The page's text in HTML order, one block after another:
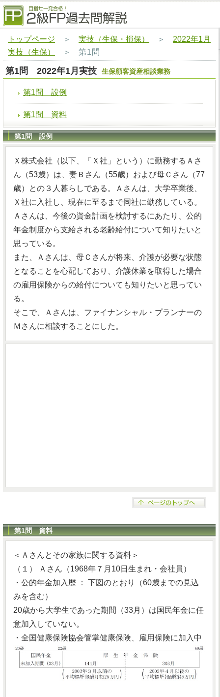
トップページ ＞ 実技（生保・損保） ＞ 2022年1月
実技（生保）
＞ 第1問
第1問 2022年1月実技 生保顧客資産相談業務
第1問 設例
第1問 資料
第1問 設例
Ｘ株式会社（以下、「Ｘ社」という）に勤務するＡさ
ん（53歳）は、妻Ｂさん（55歳）および母Ｃさん（77
歳）との３人暮らしである。Ａさんは、大学卒業後、
Ｘ社に入社し、現在に至るまで同社に勤務している。
Ａさんは、今後の資金計画を検討するにあたり、公的
年金制度から支給される老齢給付について知りたいと
思っている。
また、Ａさんは、母Ｃさんが将来、介護が必要な状態
となることを心配しており、介護休業を取得した場合
の雇用保険からの給付についても知りたいと思ってい
る。
そこで、Ａさんは、ファイナンシャル・プランナーの
Ｍさんに相談することにした。
第1問 資料
＜Ａさんとその家族に関する資料＞
（１） Ａさん（1968年７月10日生まれ・会社員）
・公的年金加入歴 ： 下図のとおり（60歳までの見込
みを含む）
20歳から大学生であった期間（33月）は国民年金に任
意加入していない。
・全国健康保険協会管掌健康保険、雇用保険に加入中